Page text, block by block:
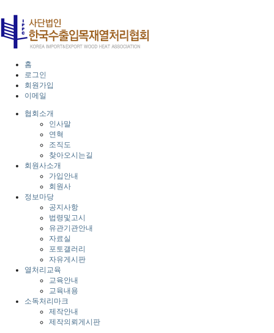
홈
로그인
회원가입
이메일
협회소개
인사말
연혁
조직도
찾아오시는길
회원사소개
가입안내
회원사
정보마당
공지사항
법령및고시
유관기관안내
자료실
포토갤러리
자유게시판
열처리교육
교육안내
교육내용
소독처리마크
제작안내
제작의뢰게시판